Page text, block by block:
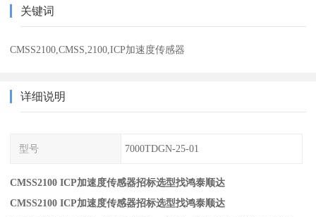
关键词
CMSS2100,CMSS,2100,ICP加速度传感器
详细说明
型号 7000TDGN-25-01
CMSS2100 ICP加速度传感器招标选型找鸿泰顺达
CMSS2100 ICP加速度传感器招标选型找鸿泰顺达